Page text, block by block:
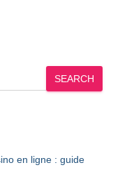
SEARCH
en ligne : guide